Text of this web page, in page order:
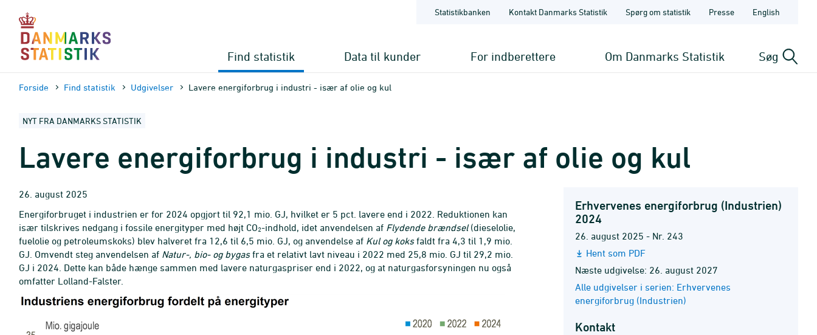
sidens
indhold
Statistikbanken Kontakt Danmarks Statistik Spørg om statistik Presse English
Find statistik Data til kunder For indberettere Om Danmarks Statistik Søg
Forside Find statistik Udgivelser Lavere energiforbrug i industri - især af olie og kul
NYT FRA DANMARKS STATISTIK
Lavere energiforbrug i industri - især af olie og kul
26. august 2025
Energiforbruget i industrien er for 2024 opgjort til 92,1 mio. GJ, hvilket er 5 pct. lavere end i 2022. Reduktionen kan
især tilskrives nedgang i fossile energityper med højt CO2-indhold, idet anvendelsen af Flydende brændsel(dieselolie,
fuelolie og petroleumskoks) blev halveret fra 12,6 til 6,5 mio. GJ, og anvendelse af Kul og koksfaldt fra 4,3 til 1,9 mio.
GJ. Omvendt steg anvendelsen af Natur-, bio- og bygasfra et relativt lavt niveau i 2022 med 25,8 mio. GJ til 29,2 mio.
GJ i 2024. Dette kan både hænge sammen med lavere naturgaspriser end i 2022, og at naturgasforsyningen nu også
omfatter Lolland-Falster.
Erhvervenes energiforbrug (Industrien)
2024
26. august 2025 - Nr. 243
Hent som PDF
Næste udgivelse: 26. august 2027
Alle udgivelser i serien: Erhvervenes
energiforbrug (Industrien)
Kontakt